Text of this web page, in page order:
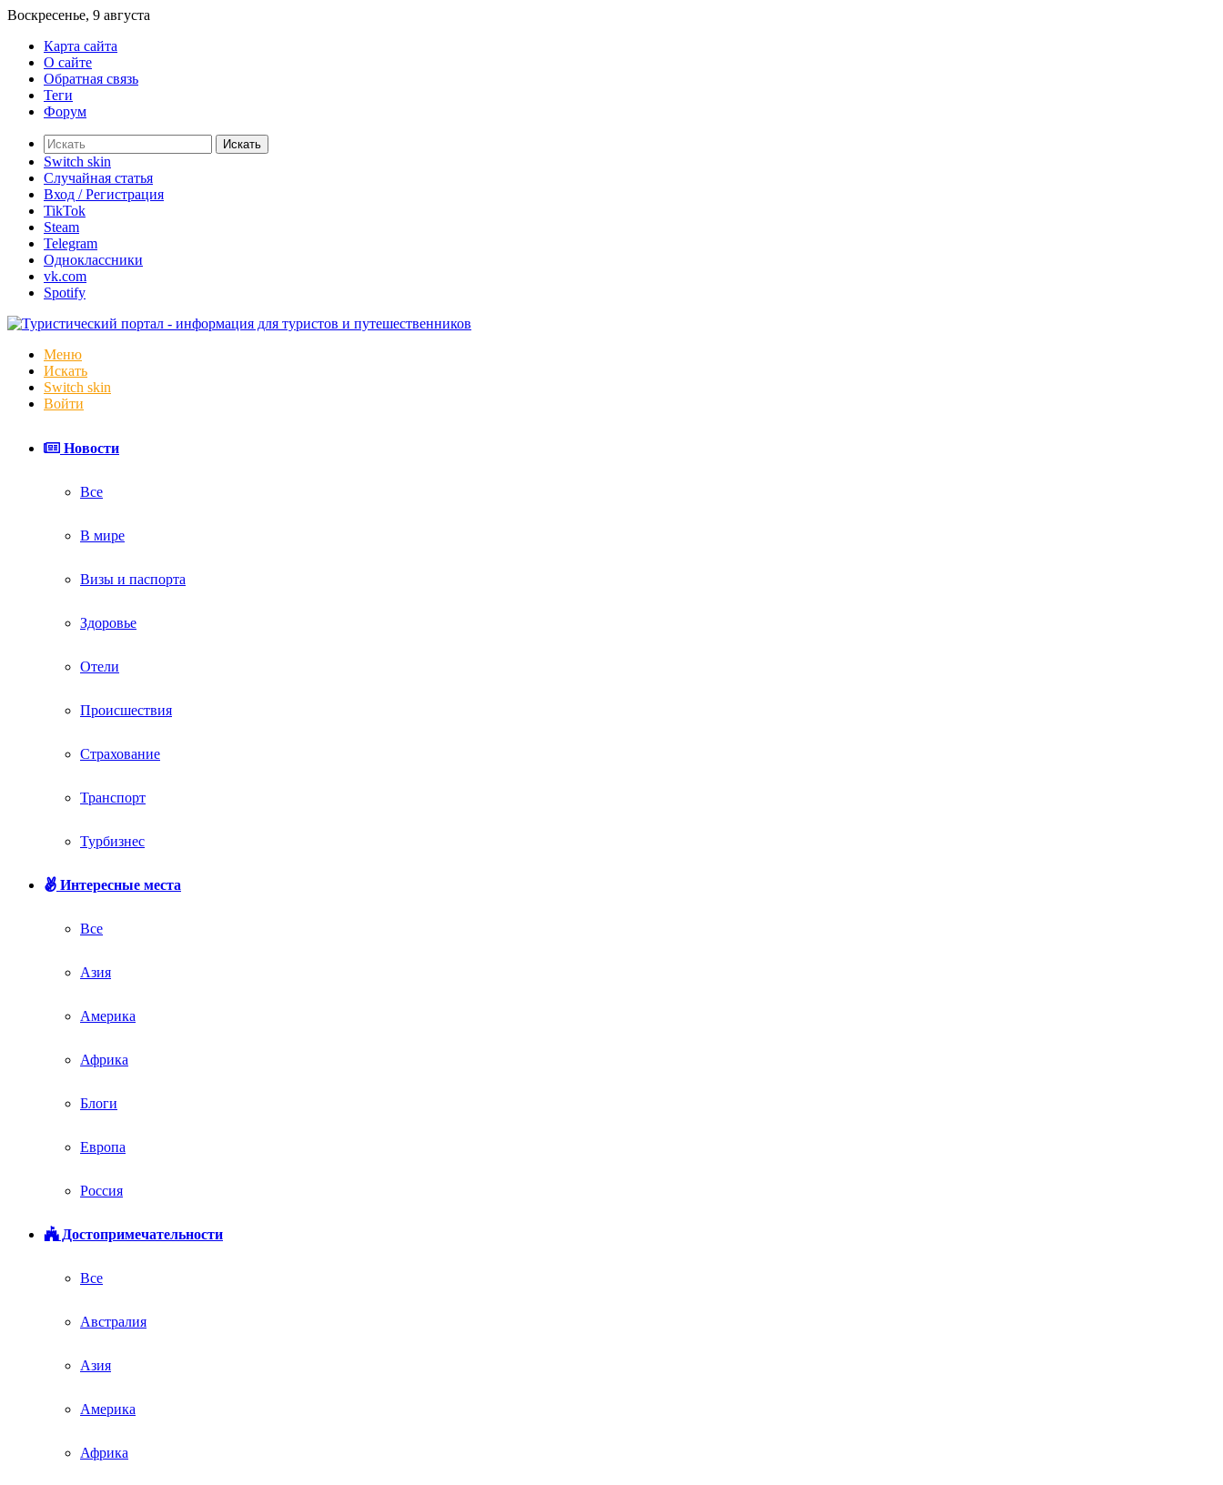
Воскресенье, 9 августа
Карта сайта
О сайте
Обратная связь
Теги
Форум
Искать
Switch skin
Случайная статья
Вход / Регистрация
TikTok
Steam
Telegram
Одноклассники
vk.com
Spotify
Меню
Искать
Switch skin
Войти
Новости
Все
В мире
Визы и паспорта
Здоровье
Отели
Происшествия
Страхование
Транспорт
Турбизнес
Интересные места
Все
Азия
Америка
Африка
Блоги
Европа
Россия
Достопримечательности
Все
Австралия
Азия
Америка
Африка